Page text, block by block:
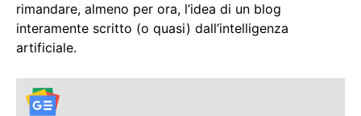
rimandare, almeno per ora, l’idea di un blog
interamente scritto (o quasi) dall’intelligenza
artificiale.